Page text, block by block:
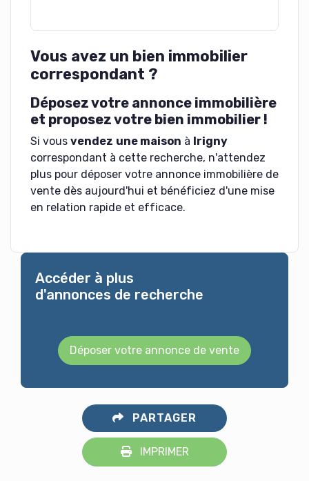
Vous avez un bien immobilier
correspondant ?
Déposez votre annonce immobilière
et proposez votre bien immobilier !
Si vous vendez une maison à Irigny
correspondant à cette recherche, n'attendez
plus pour déposer votre annonce immobilière de
vente dès aujourd'hui et bénéficiez d'une mise
en relation rapide et efficace.
Accéder à plus
d'annonces de recherche
Déposer votre annonce de vente
PARTAGER
IMPRIMER